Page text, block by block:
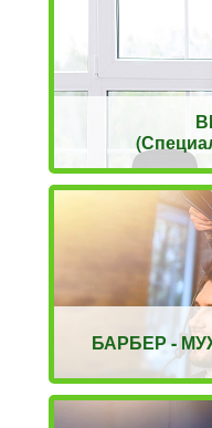
БАРБЕР -